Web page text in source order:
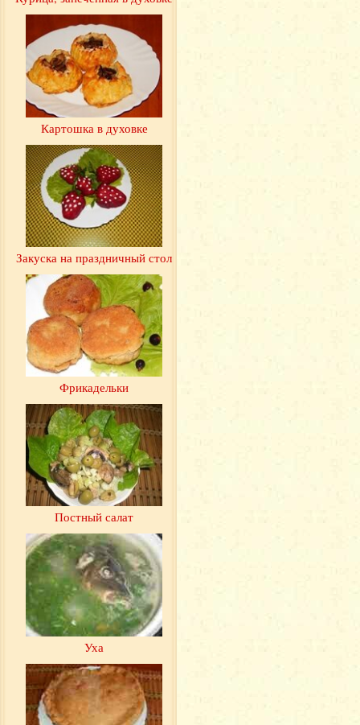
Картошка в духовке
Закуска на праздничный стол
Фрикадельки
Постный салат
Уха